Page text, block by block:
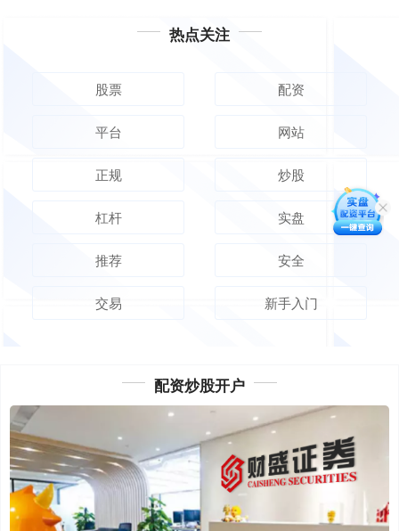
热点关注
股票 配资
平台 网站
正规 炒股
杠杆 实盘
推荐 安全
交易 新手入门
配资炒股开户